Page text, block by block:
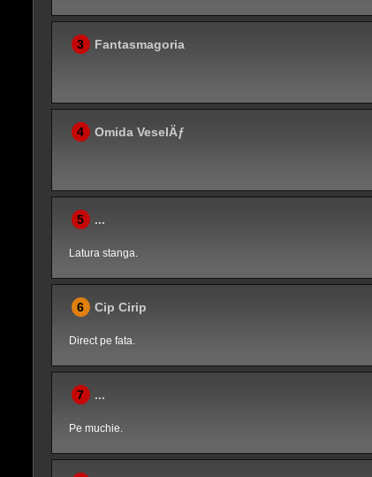
3 Fantasmagoria
4 Omida VeselÄƒ
5 ...
Latura stanga.
6 Cip Cirip
Direct pe fata.
7 ...
Pe muchie.